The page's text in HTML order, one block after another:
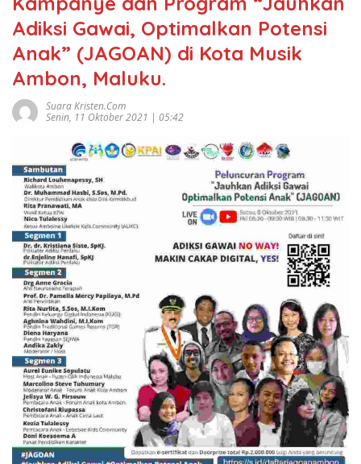
Adiksi Gawai, Optimalkan Potensi
Anak” (JAGOAN) di Kota Musik
Ambon, Maluku.
Suara Kristen.com
Senin, 11 Oktober 2021 | 05:42